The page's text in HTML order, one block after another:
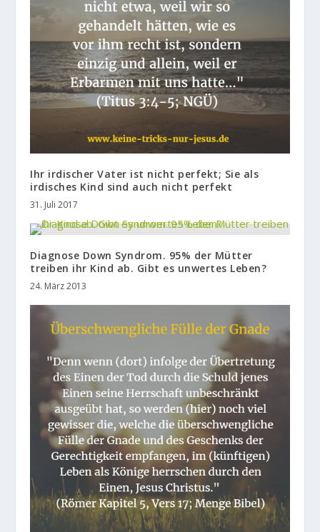
Ihr irdischer Vater ist nicht perfekt; Sie als
irdisches Kind sind auch nicht perfekt
31. Juli 2017
Diagnose Down Syndrom. 95% der Mütter
treiben ihr Kind ab. Gibt es unwertes Leben?
24. März 2013